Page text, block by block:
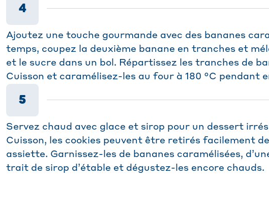
4
Ajoutez une touche gourmande avec des bananes
temps, coupez la deuxième banane en tranches et
et le sucre dans un bol. Répartissez les tranches de
Cuisson et caramélisez-les au four à 180 °C pendant
5
Servez chaud avec glace et sirop pour un dessert
Cuisson, les cookies peuvent être retirés facilement
assiette. Garnissez-les de bananes caramélisées,
trait de sirop d’étable et dégustez-les encore chauds.